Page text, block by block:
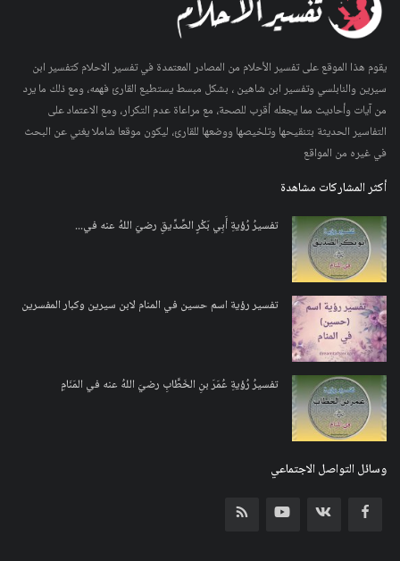
يقوم هذا الموقع على تفسير الأحلام من المصادر المعتمدة في تفسير الاحلام كتفسير ابن
سيرين والنابلسي وتفسير ابن شاهين ، بشكل مبسط يستطيع القارئ فهمه، ومع ذلك ما يرد
من آيات وأحاديث مما يجعله أقرب للصحة، مع مراعاة عدم التكرار، ومع الاعتماد على
التفاسير الحديثة بتنقيحها وتلخيصها ووضعها للقارئ، ليكون موقعا شاملا يغني عن البحث
في غيره من المواقع
أكثر المشاركات مشاهدة
تفسيرُ رُؤيةِ أَبِي بَكْرٍ الصِّدِّيقِ رضيَ اللهُ عنه في...
تفسير رؤية اسم حسين في المنام لابن سيرين وكبار المفسرين
تفسيرُ رُؤيةِ عُمَرَ بنِ الخَطَّابِ رضيَ اللهُ عنه في المَنَامِ
وسائل التواصل الاجتماعي